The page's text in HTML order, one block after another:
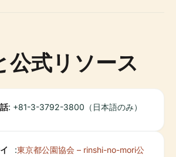
公式リソース
: +81-3-3792-3800（日本語のみ）
:東京都公園協会 – rinshi-no-mori公